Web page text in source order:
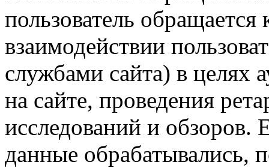
пользователь обращается
взаимодействии
службами сайта) в целях
на сайте, проведения
исследований и обзоров.
данные обрабатывались,